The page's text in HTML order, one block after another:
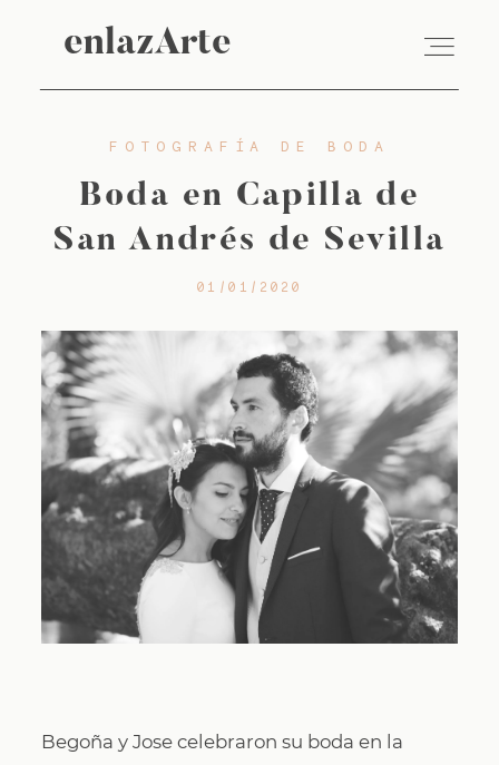
enlazArte
FOTOGRAFÍA
SOBRE NOSOTROS
BLOG
CONTACTO
FOTOGRAFÍA DE BODA
Boda en Capilla de
San Andrés de Sevilla
01/01/2020
Begoña y Jose celebraron su boda en la